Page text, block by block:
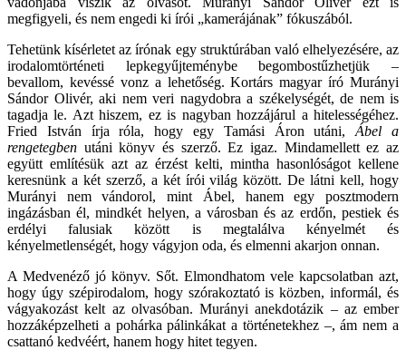
megfigyeli, és nem engedi ki írói „kamerájának” fókuszából.
Tehetünk kísérletet az írónak egy struktúrában való elhelyezésére, az
irodalomtörténeti lepkegyűjteménybe begombostűzhetjük –
bevallom, kevéssé vonz a lehetőség. Kortárs magyar író Murányi
Sándor Olivér, aki nem veri nagydobra a székelységét, de nem is
tagadja le. Azt hiszem, ez is nagyban hozzájárul a hitelességéhez.
Fried István írja róla, hogy egy Tamási Áron utáni,Ábel a
rengetegben utáni könyv és szerző. Ez igaz. Mindamellett ez az
együtt említésük azt az érzést kelti, mintha hasonlóságot kellene
keresnünk a két szerző, a két írói világ között. De látni kell, hogy
Murányi nem vándorol, mint Ábel, hanem egy posztmodern
ingázásban él, mindkét helyen, a városban és az erdőn, pestiek és
erdélyi falusiak között is megtalálva kényelmét és
kényelmetlenségét, hogy vágyjon oda, és elmenni akarjon onnan.
A Medvenéző jó könyv. Sőt. Elmondhatom vele kapcsolatban azt,
hogy úgy szépirodalom, hogy szórakoztató is közben, informál, és
vágyakozást kelt az olvasóban. Murányi anekdotázik – az ember
hozzáképzelheti a pohárka pálinkákat a történetekhez –, ám nem a
csattanó kedvéért, hanem hogy hitet tegyen.